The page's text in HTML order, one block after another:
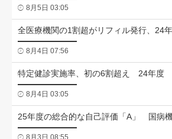
8月5日 03:05
全医療機関の1割超がリフィル発行、24
8月4日 07:56
特定健診実施率、初の6割超え 24年度
8月4日 03:05
25年度の総合的な自己評価「A」 国病
8月3日 08:55